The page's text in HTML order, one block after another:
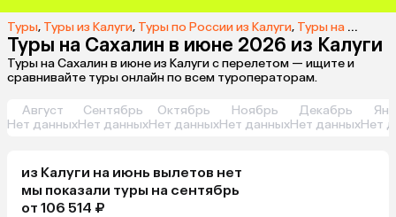
Туры, Туры из Калуги, Туры по России из Калуги, Туры на Сахалин из Калуги
Туры на Сахалин в июне 2026 из Калуги
Туры на Сахалин в июне из Калуги с перелетом — ищите и
сравнивайте туры онлайн по всем туроператорам.
Август
Нет данных
Сентябрь
Нет данных
Октябрь
Нет данных
Ноябрь
Нет данных
Декабрь
Нет данныхНет
из Калуги на июнь вылетов нет
мы показали туры на сентябрь
от 106 514 ₽